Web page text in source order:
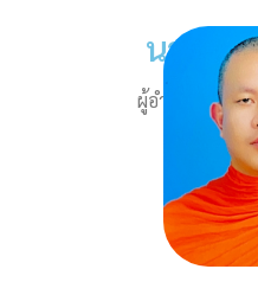
นายนิรุ
ผู้อำนวยการส่